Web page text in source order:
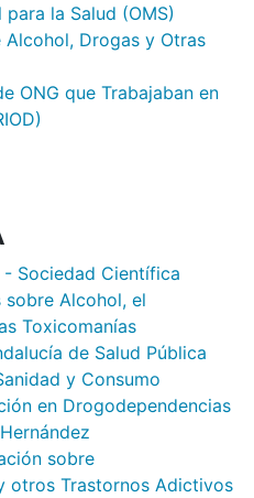
la Salud (OMS)
Drogas y Otras
ONG que Trabajaban en
- Sociedad Científica
sobre Alcohol, el
Toxicomanías
de Salud Pública
y Consumo
en Drogodependencias
sobre
otros Trastornos Adictivos